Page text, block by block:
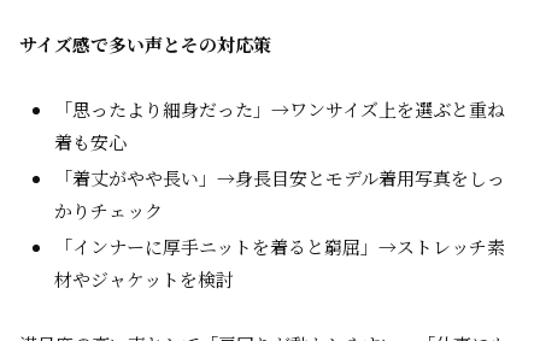
サイズ感で多い声とその対応策
「思ったより細身だった」→ワンサイズ上を選ぶと重ね
着も安心
「着丈がやや長い」→身長目安とモデル着用写真をしっ
かりチェック
「インナーに厚手ニットを着ると窮屈」→ストレッチ素
材やジャケットを検討